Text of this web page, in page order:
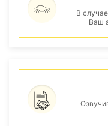
В
Ваш